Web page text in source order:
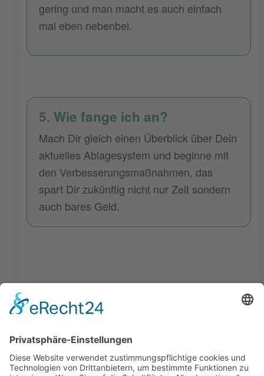
gering und man macht es auch einfach
mal eben nebenbei.
5. Wie fange ich an?
Mach Dir gleich einen Überblick über Dein
aktuelles Ablagesystem und beginne mit
den Verbesserungsmaßnahmen, das
spart Dir zukünftig nicht nur Zeit sondern
auch bares Geld.
Umsetzungsbegleitung
Brauchst Du weitere Unterstützung,
dann melde Dich für 15 Minuten